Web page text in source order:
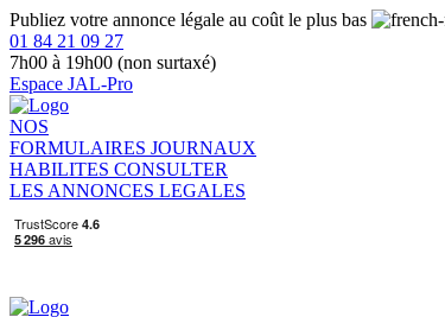
Publiez votre annonce légale au coût le plus bas
01 84 21 09 27
7h00 à 19h00 (non surtaxé)
Espace JAL-Pro
NOS
FORMULAIRES JOURNAUX
HABILITES CONSULTER
LES ANNONCES LEGALES